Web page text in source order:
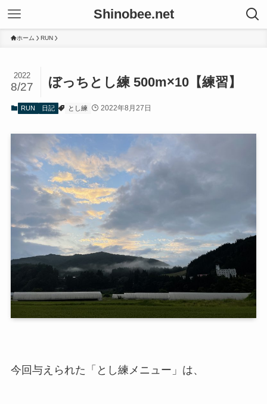
Shinobee.net
ホーム RUN
ぼっちとし練 500m×10【練習】
2022
8/27
RUN 日記 とし練 2022年8月27日
今回与えられた「とし練メニュー」は、